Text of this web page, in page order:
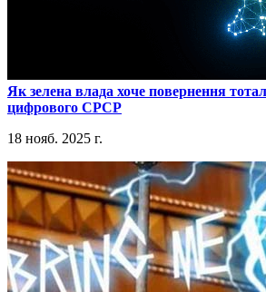
​Як зелена влада хоче повернення
цифрового СРСР
18 нояб. 2025 г.